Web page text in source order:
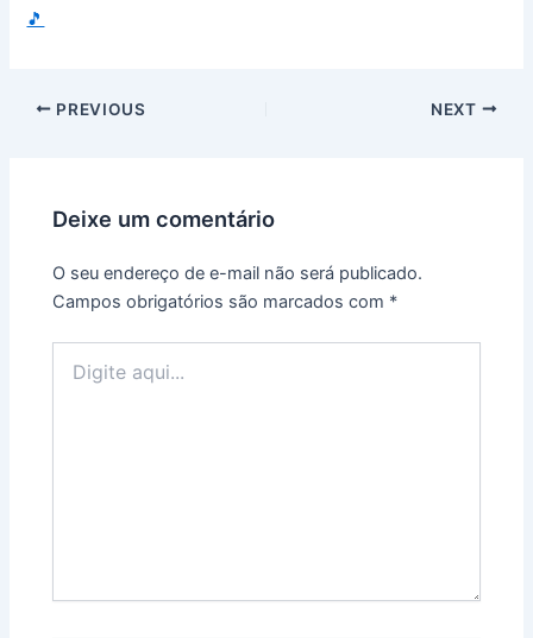
🎵
PREVIOUS NEXT
Deixe um comentário
O seu endereço de e-mail não será publicado.
Campos obrigatórios são marcados com *
aqui...